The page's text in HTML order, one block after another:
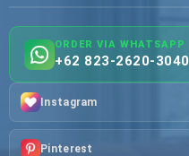
ORDER VIA WHATSAPP
+62 823-2620-3040
Instagram
Pinterest